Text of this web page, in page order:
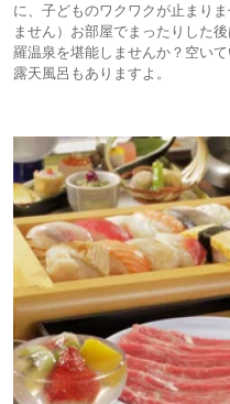
に、子どものワクワクが止まり
ません）お部屋でまったりした
羅温泉を堪能しませんか？空い
露天風呂もありますよ。